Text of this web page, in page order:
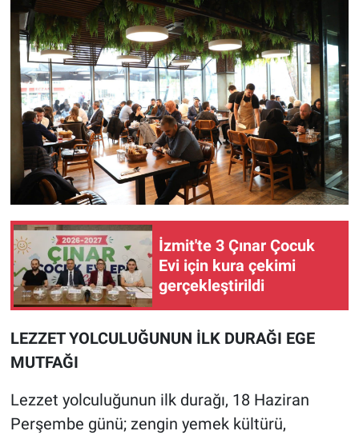
İzmit'te 3 Çınar Çocuk
Evi için kura çekimi
gerçekleştirildi
LEZZET YOLCULUĞUNUN İLK DURAĞI EGE
MUTFAĞI
Lezzet yolculuğunun ilk durağı, 18 Haziran
Perşembe günü; zengin yemek kültürü,